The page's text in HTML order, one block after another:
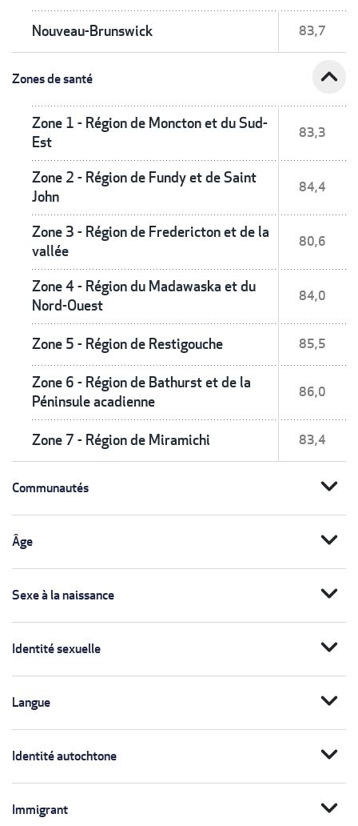
Nouveau-Brunswick 83,7
Zones de santé expand_less
Zone 1 - Région de Moncton et du Sud-
Est
83,3
Zone 2 - Région de Fundy et de Saint
John
84,4
Zone 3 - Région de Fredericton et de la
vallée
80,6
Zone 4 - Région du Madawaska et du
Nord-Ouest
84,0
Zone 5 - Région de Restigouche 85,5
Zone 6 - Région de Bathurst et de la
Péninsule acadienne
86,0
Zone 7 - Région de Miramichi 83,4
Communautés expand_more
Âge expand_more
Sexe à la naissance expand_more
Identité sexuelle expand_more
Langue expand_more
Identité autochtone expand_more
Immigrant expand_more